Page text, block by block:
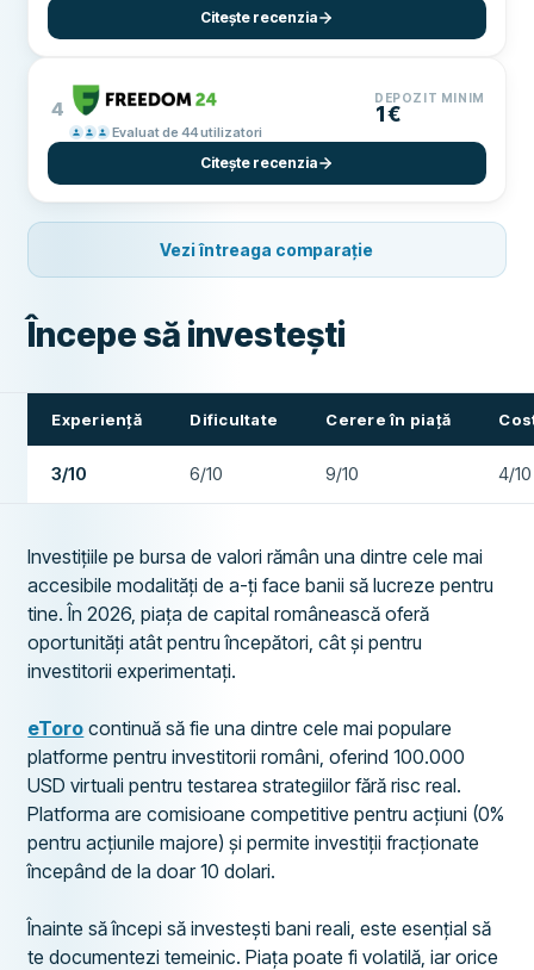
Citește recenzia
4
Evaluat de 44 utilizatori
DEPOZIT MINIM
1€
Citește recenzia
Vezi întreaga comparație
Începe să investești
Experiență Dificultate Cerere în piață
3/10 6/10 9/10 4/10
Investițiile pe bursa de valori rămân una dintre cele mai
accesibile modalități de a-ți face banii să lucreze pentru
tine. În 2026, piața de capital românească oferă
oportunități atât pentru începători, cât și pentru
investitorii experimentați.
eToro continuă să fie una dintre cele mai populare
platforme pentru investitorii români, oferind 100.000
USD virtuali pentru testarea strategiilor fără risc real.
Platforma are comisioane competitive pentru acțiuni (0%
pentru acțiunile majore) și permite investiții fracționate
începând de la doar 10 dolari.
Înainte să începi să investești bani reali, este esențial să
te documentezi temeinic. Piața poate fi volatilă, iar orice